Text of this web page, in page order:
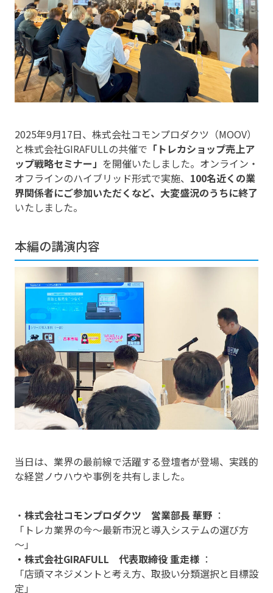
2025年9月17日、株式会社コモンプロダクツ（MOOV）
と株式会社GIRAFULLの共催で 「トレカショップ売上ア
ップ戦略セミナー」 を開催いたしました。オンライン・
オフラインのハイブリッド形式で実施、 100名近くの業
界関係者にご参加いただくなど、大変盛況のうちに終了
いたしました。
本編の講演内容
当日は、業界の最前線で活躍する登壇者が登場、実践的
な経営ノウハウや事例を共有しました。
・ 株式会社コモンプロダクツ 営業部長 華野 ：
「トレカ業界の今～最新市況と導入システムの選び方
～」
・株式会社GIRAFULL 代表取締役 重走様：
「店頭マネジメントと考え方、取扱い分類選択と目標設
定」